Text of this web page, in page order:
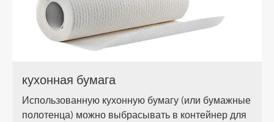
кухонная бумага
Использованную кухонную бумагу (или бумажные
полотенца) можно выбрасывать в контейнер для